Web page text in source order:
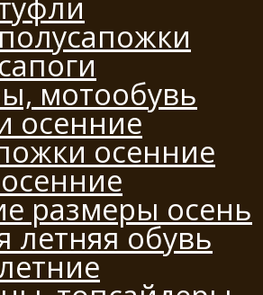
мотообувь
осенние
осенние
размеры осень
летняя обувь